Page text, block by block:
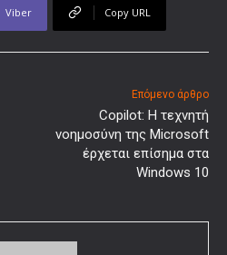
Viber Copy URL
Επόμενο άρθρο
Copilot: Η τεχνητή
νοημοσύνη της Microsoft
έρχεται επίσημα στα
Windows 10